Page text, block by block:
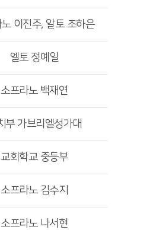
이진주, 알토 조하은
엘토 정예일
소프라노 백재연
부 가브리엘성가대
교회학교 중등부
소프라노 김수지
소프라노 나서현